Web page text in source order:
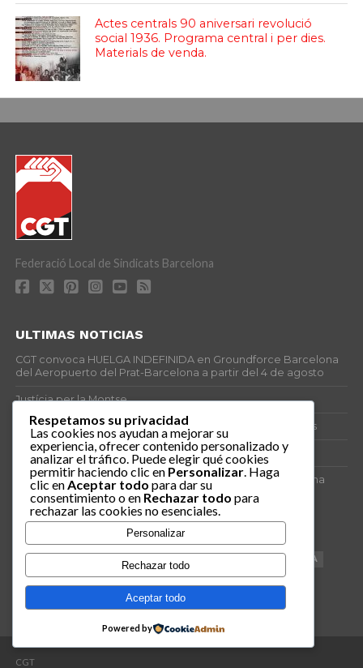
Actes centrals 90 aniversari revolució
social 1936. Programa central i per dies.
Materials de venda.
Federació Local de Sindicats Barcelona
ULTIMAS NOTICIAS
CGT convoca HUELGA INDEFINIDA en Groundforce Barcelona
del Aeropuerto del Prat-Barcelona a partir del 4 de agosto
Justícia per la Montse
25J – Día Mundial para la Prevención de los Ahogamientos
ERE encubierto en H&M Concentrix
Actes centrals 90 aniversari revolució social 1936. Programa
central i per dies. Materials de venda.
VAGA TELEMARKETING NETEJA
CONFERENCIA
DOCUMENTAL
SANITAT CATSALUT 061 ANTI-MWC
CGT
Respetamos su privacidad
Las cookies nos ayudan a mejorar su
experiencia, ofrecer contenido personalizado y
analizar el tráfico. Puede elegir qué cookies
permitir haciendo clic en Personalizar . Haga
clic en Aceptar todo para dar su
consentimiento o en Rechazar todo para
rechazar las cookies no esenciales.
Personalizar
Rechazar todo
Aceptar todo
Powered by